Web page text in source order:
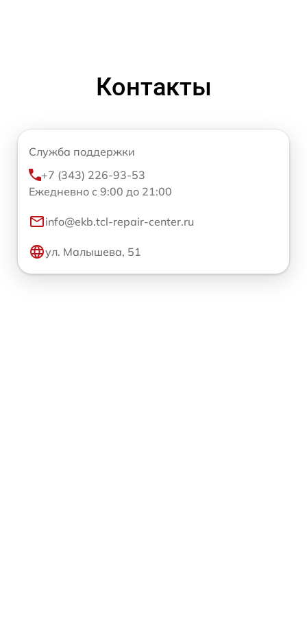
Контакты
Служба поддержки
+7 (343) 226-93-53
Ежедневно с 9:00 до 21:00
info@ekb.tcl-repair-center.ru
ул. Малышева, 51